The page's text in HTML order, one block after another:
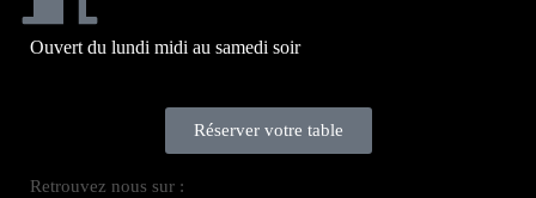
Ouvert du lundi midi au samedi soir
Réserver votre table
Retrouvez nous sur :